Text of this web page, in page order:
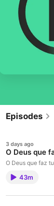
Episodes
3 days ago
O Deus que
O Deus que faz
43m